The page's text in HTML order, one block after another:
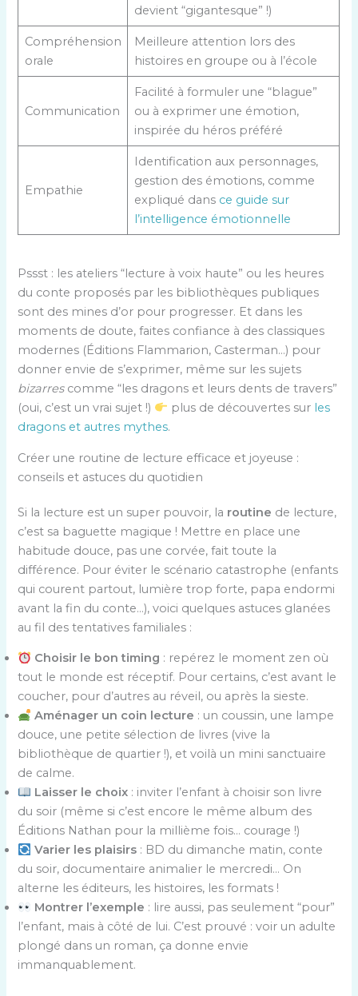
devient “gigantesque” !)
Compréhension
orale
Meilleure attention lors des
histoires en groupe ou à l’école
Communication
Facilité à formuler une “blague”
ou à exprimer une émotion,
inspirée du héros préféré
Empathie
Identification aux personnages,
gestion des émotions, comme
expliqué dans ce guide sur
l’intelligence émotionnelle
Pssst : les ateliers “lecture à voix haute” ou les heures
du conte proposés par les bibliothèques publiques
sont des mines d’or pour progresser. Et dans les
moments de doute, faites confiance à des classiques
modernes (Éditions Flammarion, Casterman…) pour
donner envie de s’exprimer, même sur les sujets
bizarrescomme “les dragons et leurs dents de travers”
(oui, c’est un vrai sujet !)
plus de découvertes sur les
dragons et autres mythes.
Créer une routine de lecture efficace et joyeuse :
conseils et astuces du quotidien
Si la lecture est un super pouvoir, la routine de lecture,
c’est sa baguette magique ! Mettre en place une
habitude douce, pas une corvée, fait toute la
différence. Pour éviter le scénario catastrophe (enfants
qui courent partout, lumière trop forte, papa endormi
avant la fin du conte…), voici quelques astuces glanées
au fil des tentatives familiales :
Choisir le bon timing : repérez le moment zen où
tout le monde est réceptif. Pour certains, c’est avant le
coucher, pour d’autres au réveil, ou après la sieste.
Aménager un coin lecture : un coussin, une lampe
douce, une petite sélection de livres (vive la
bibliothèque de quartier !), et voilà un mini sanctuaire
de calme.
Laisser le choix : inviter l’enfant à choisir son livre
du soir (même si c’est encore le même album des
Éditions Nathan pour la millième fois… courage !)
Varier les plaisirs : BD du dimanche matin, conte
du soir, documentaire animalier le mercredi… On
alterne les éditeurs, les histoires, les formats !
Montrer l’exemple : lire aussi, pas seulement “pour”
l’enfant, mais à côté de lui. C’est prouvé : voir un adulte
plongé dans un roman, ça donne envie
immanquablement.